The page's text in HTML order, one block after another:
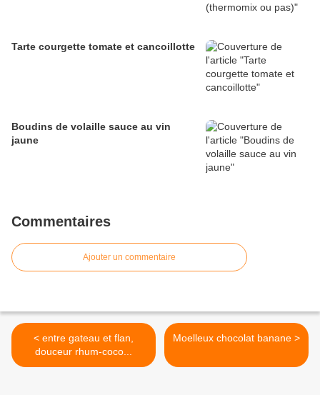
Tarte courgette tomate et cancoillotte
Boudins de volaille sauce au vin
jaune
Commentaires
Ajouter un commentaire
< entre gateau et flan,
douceur rhum-coco...
Moelleux chocolat banane >